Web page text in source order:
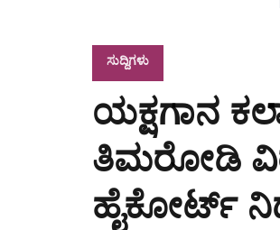
ಸುದ್ದಿಗಳು
ಯಕ್ಷಗಾನ
ತಿಮರೋಡಿ
ಹೈಕೋರ್ಟ್‌